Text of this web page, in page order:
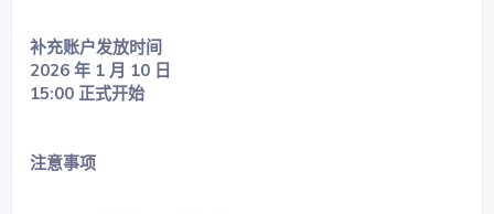
补充账户发放时间
2026 年 1 月 10 日
15:00 正式开始
注意事项